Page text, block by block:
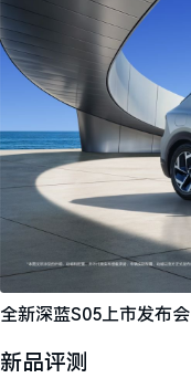
全新深蓝S05上市发布会
新品评测